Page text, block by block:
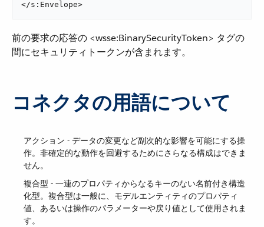
</s:Envelope>
前の要求の応答の <wsse:BinarySecurityToken> タグの
間にセキュリティトークンが含まれます。
コネクタの用語について
アクション - データの変更など副次的な影響を可能にする操
作。非確定的な動作を回避するためにさらなる構成はできま
せん。
複合型 - 一連のプロパティからなるキーのない名前付き構造
化型。複合型は一般に、モデルエンティティのプロパティ
値、あるいは操作のパラメーターや戻り値として使用されま
す。